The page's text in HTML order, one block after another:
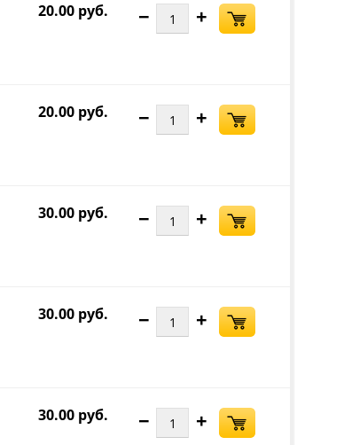
− +
20.00 руб.
− +
20.00 руб.
− +
30.00 руб.
− +
30.00 руб.
− +
30.00 руб.